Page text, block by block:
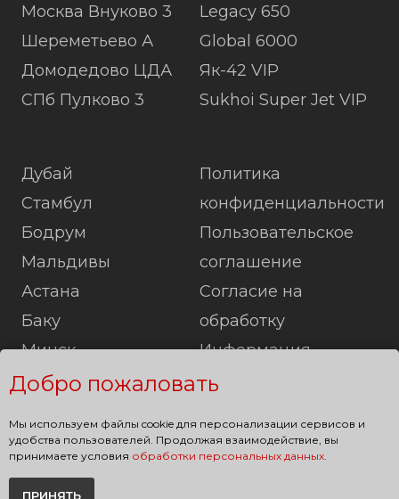
Добро пожаловать
Мы используем файлы cookie для персонализации сервисов и
удобства пользователей. Продолжая взаимодействие, вы
принимаете условия обработки персональных данных.
ПРИНЯТЬ
Москва Внуково 3
Шереметьево А
Домодедово ЦДА
СПб Пулково 3
Legacy 650
Global 6000
Як-42 VIP
Sukhoi Super Jet VIP
Дубай
Стамбул
Бодрум
Мальдивы
Астана
Баку
Минск
Лондон
Берлин
Политика
конфиденциальности
Пользовательское
соглашение
Согласие на
обработку
Информация
Карта сайта